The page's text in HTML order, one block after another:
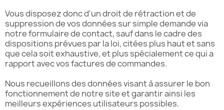
Vous disposez donc d'un droit de rétraction et de
suppression de vos données sur simple demande via
notre formulaire de contact, sauf dans le cadre des
dispositions prévues par la loi, citées plus haut et sans
que cela soit exhaustive, et plus spécialement ce qui a
rapport avec vos factures de commandes.
Nous recueillons des données visant à assurer le bon
fonctionnement de notre site et garantir ainsi les
meilleurs expériences utilisateurs possibles.